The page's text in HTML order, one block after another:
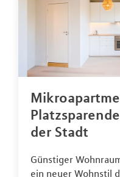
der Stadt
Günstiger
ein neuer Wohnstil